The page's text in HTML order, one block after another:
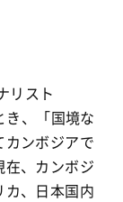
リスト
き、「国境な
カンボジアで
、カンボジ
カ、日本国内